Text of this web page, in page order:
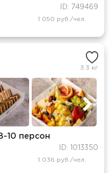
ID: 749469
1 050 руб./чел.
3.3 кг
10 персон
ID: 1013350
1 036 руб./чел.